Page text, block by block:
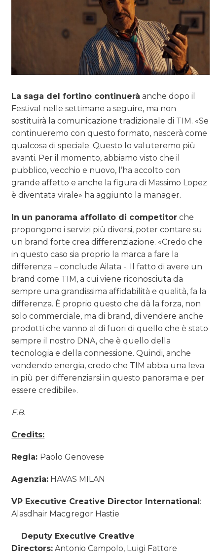
La saga del fortino continuerà anche dopo il
Festival nelle settimane a seguire, ma non
sostituirà la comunicazione tradizionale di TIM. «Se
continueremo con questo formato, nascerà come
qualcosa di speciale. Questo lo valuteremo più
avanti. Per il momento, abbiamo visto che il
pubblico, vecchio e nuovo, l’ha accolto con
grande affetto e anche la figura di Massimo Lopez
è diventata virale» ha aggiunto la manager.
In un panorama affollato di competitor che
propongono i servizi più diversi, poter contare su
un brand forte crea differenziazione. «Credo che
in questo caso sia proprio la marca a fare la
differenza – conclude Ailata -. Il fatto di avere un
brand come TIM, a cui viene riconosciuta da
sempre una grandissima affidabilità e qualità, fa la
differenza. È proprio questo che dà la forza, non
solo commerciale, ma di brand, di vendere anche
prodotti che vanno al di fuori di quello che è stato
sempre il nostro DNA, che è quello della
tecnologia e della connessione. Quindi, anche
vendendo energia, credo che TIM abbia una leva
in più per differenziarsi in questo panorama e per
essere credibile».
F.B.
Credits:
Regia: Paolo Genovese
Agenzia: HAVAS MILAN
VP Executive Creative Director International:
Alasdhair Macgregor Hastie
Deputy Executive Creative
Directors: Antonio Campolo, Luigi Fattore